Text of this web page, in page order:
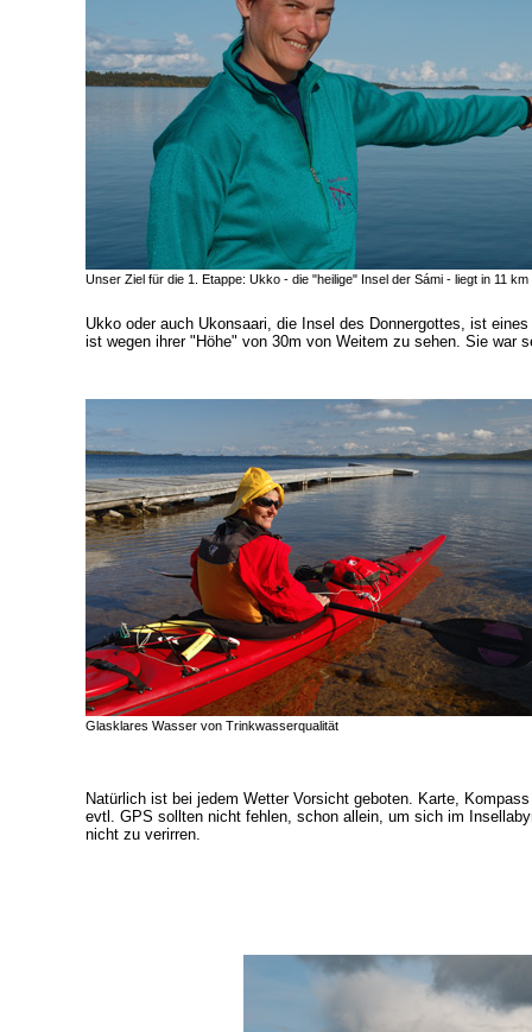
Unser Ziel für die 1. Etappe: Ukko - die "heilige" Insel der Sámi - liegt in 11 km
Ukko oder auch Ukonsaari, die Insel des Donnergottes, ist
ist wegen ihrer "Höhe" von 30m von Weitem zu sehen. Sie war
Glasklares Wasser von Trinkwasserqualität
Natürlich ist bei jedem Wetter Vorsicht geboten. Karte,
evtl. GPS sollten nicht fehlen, schon allein, um sich im
nicht zu verirren.